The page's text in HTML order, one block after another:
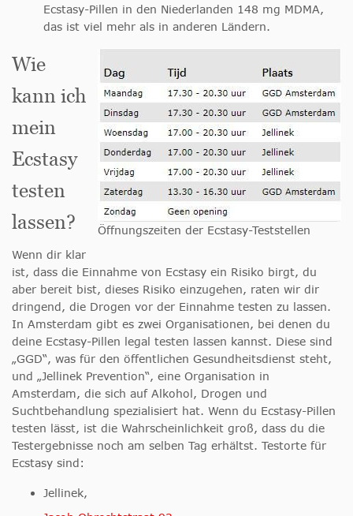
Ecstasy-Pillen in den Niederlanden 148 mg MDMA,
das ist viel mehr als in anderen Ländern.
Öffnungszeiten der Ecstasy-Teststellen
Wie
kann ich
mein
Ecstasy
testen
lassen?
Wenn dir klar
ist, dass die Einnahme von Ecstasy ein Risiko birgt, du
aber bereit bist, dieses Risiko einzugehen, raten wir dir
dringend, die Drogen vor der Einnahme testen zu lassen.
In Amsterdam gibt es zwei Organisationen, bei denen du
deine Ecstasy-Pillen legal testen lassen kannst. Diese sind
„GGD“, was für den öffentlichen Gesundheitsdienst steht,
und „Jellinek Prevention“, eine Organisation in
Amsterdam, die sich auf Alkohol, Drogen und
Suchtbehandlung spezialisiert hat. Wenn du Ecstasy-Pillen
testen lässt, ist die Wahrscheinlichkeit groß, dass du die
Testergebnisse noch am selben Tag erhältst. Testorte für
Ecstasy sind:
Jellinek,